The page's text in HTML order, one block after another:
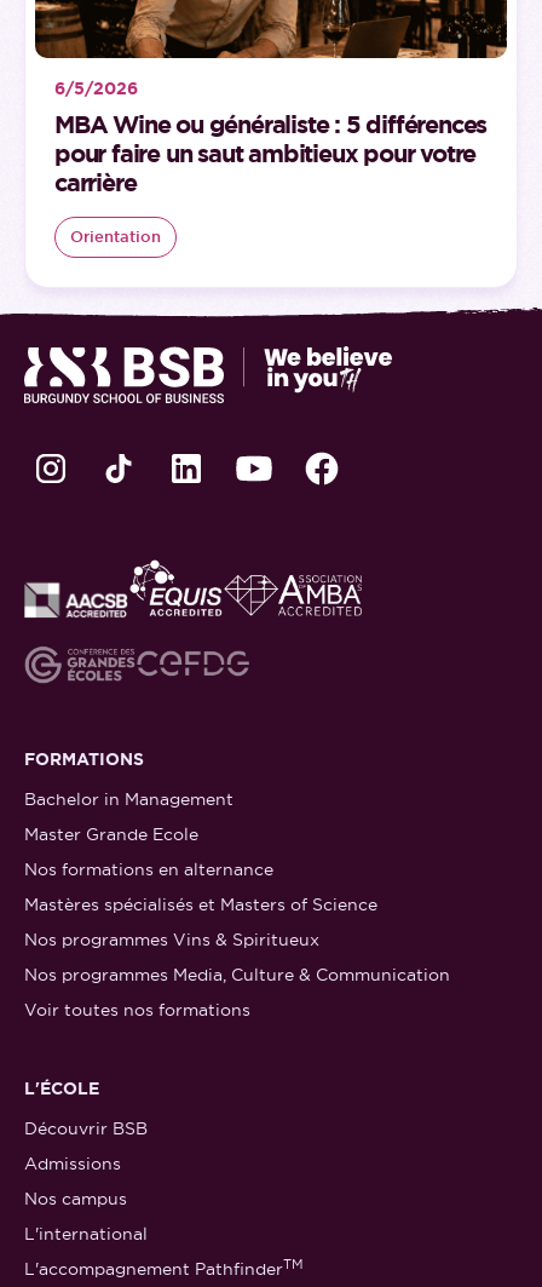
6/5/2026
MBA Wine ou généraliste : 5 différences
pour faire un saut ambitieux pour votre
carrière
Orientation
FORMATIONS
Bachelor in Management
Master Grande Ecole
Nos formations en alternance
Mastères spécialisés et Masters of Science
Nos programmes Vins & Spiritueux
Nos programmes Media, Culture & Communication
Voir toutes nos formations
L'ÉCOLE
Découvrir BSB
Admissions
Nos campus
L'international
L'accompagnement PathfinderTM